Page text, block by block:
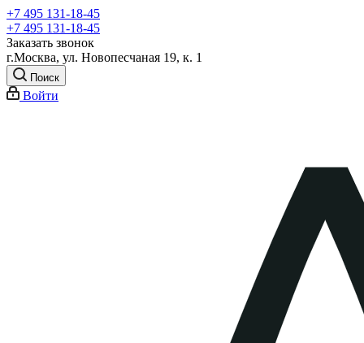
+7 495 131-18-45
+7 495 131-18-45
Заказать звонок
г.Москва, ул. Новопесчаная 19, к. 1
Поиск
Войти